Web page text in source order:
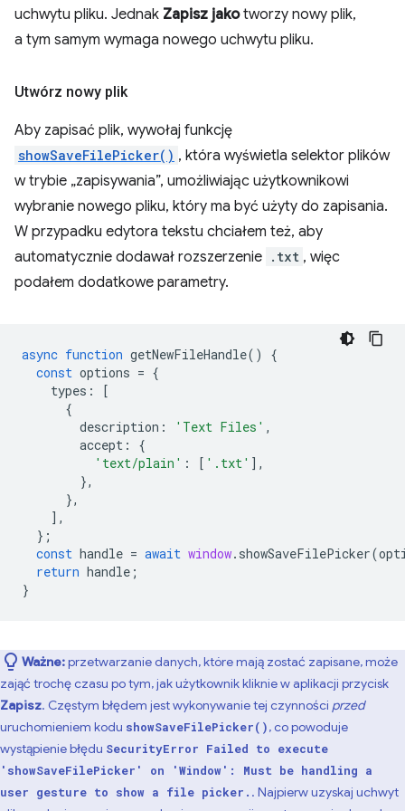
uchwytu pliku. Jednak Zapisz jakotworzy nowy plik,
a tym samym wymaga nowego uchwytu pliku.
Utwórz nowy plik
Aby zapisać plik, wywołaj funkcję
showSaveFilePicker() , która wyświetla selektor plików
w trybie „zapisywania”, umożliwiając użytkownikowi
wybranie nowego pliku, który ma być użyty do zapisania.
W przypadku edytora tekstu chciałem też, aby
automatycznie dodawał rozszerzenie .txt , więc
podałem dodatkowe parametry.
async function getNewFileHandle()
{
const options = {
types :
[
{
description : 'Text Files' ,
accept :
{
'text/plain' : [ '.txt' ],
},
},
],
};
const handle = await window. showSaveFilePicker(
return handle ;
}
Ważne:przetwarzanie danych, które mają zostać zapisane, może
zająć trochę czasu po tym, jak użytkownik kliknie w aplikacji przycisk
Zapisz. Częstym błędem jest wykonywanie tej czynności przed
uruchomieniem kodu showSaveFilePicker(), co powoduje
wystąpienie błędu SecurityError Failed to execute
'showSaveFilePicker' on 'Window': Must be handling a
user gesture to show a file picker. . Najpierw uzyskaj uchwyt